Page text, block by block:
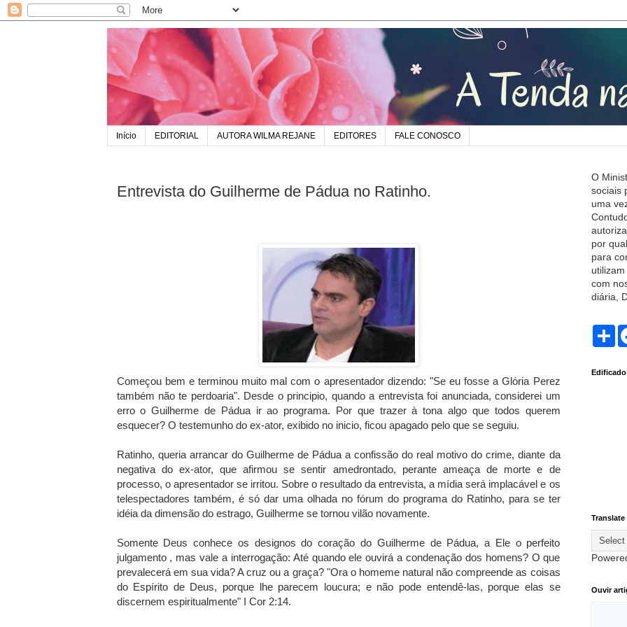
Início EDITORIAL AUTORA WILMA REJANE EDITORES FALE CONOSCO
Entrevista do Guilherme de Pádua no Ratinho.
Começou bem e terminou muito mal com o apresentador dizendo: "Se eu fosse a Glória Perez
também não te perdoaria". Desde o principio, quando a entrevista foi anunciada, considerei um
erro o Guilherme de Pádua ir ao programa. Por que trazer à tona algo que todos querem
esquecer? O testemunho do ex-ator, exibido no inicio, ficou apagado pelo que se seguiu.
Ratinho, queria arrancar do Guilherme de Pádua a confissão do real motivo do crime, diante da
negativa do ex-ator, que afirmou se sentir amedrontado, perante ameaça de morte e de
processo, o apresentador se irritou. Sobre o resultado da entrevista, a mídia será implacável e os
telespectadores também, é só dar uma olhada no fórum do programa do Ratinho, para se ter
idéia da dimensão do estrago, Guilherme se tornou vilão novamente.
Somente Deus conhece os designos do coração do Guilherme de Pádua, a Ele o perfeito
julgamento , mas vale a interrogação: Até quando ele ouvirá a condenação dos homens? O que
prevalecerá em sua vida? A cruz ou a graça? "Ora o homeme natural não compreende as coisas
do Espírito de Deus, porque lhe parecem loucura; e não pode entendê-las, porque elas se
discernem espiritualmente" I Cor 2:14.
O
sociais
uma
por
para
com
diária,
S
e
Translate
Ouvir